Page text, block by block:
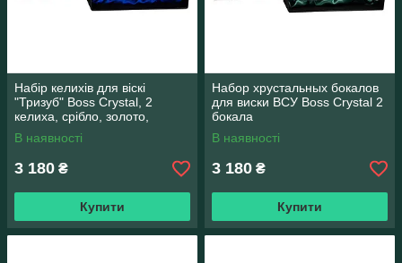
Набір келихів для віскі
"Тризуб" Boss Crystal, 2
келиха, срібло, золото,
кришталь
В наявності
3 180 ₴
Купити
Набор хрустальных бокалов
для виски ВСУ Boss Crystal 2
бокала
В наявності
3 180 ₴
Купити